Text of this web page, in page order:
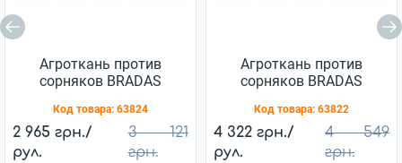
Агроткань против
сорняков BRADAS
1,1x100 м, AT9411100
Код товара: 63824
2 965 грн./
рул.
3 121
грн.
Агроткань против
сорняков BRADAS
1,6x100 м, AT9416100
Код товара: 63822
4 322 грн./
рул.
4 549
грн.